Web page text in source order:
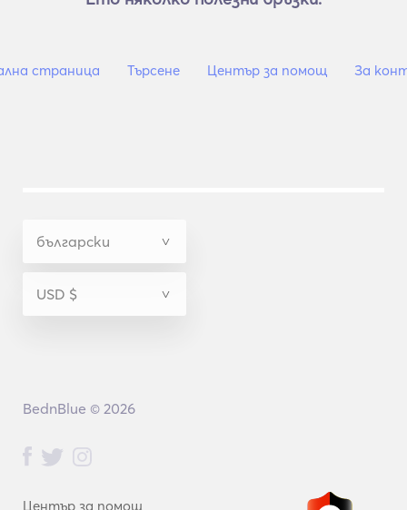
страница Търсене Център за помощ За
Център за помощ
BednBlue © 2026